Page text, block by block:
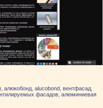
alucobond, вентфасад,
фасадов, алюминиевая